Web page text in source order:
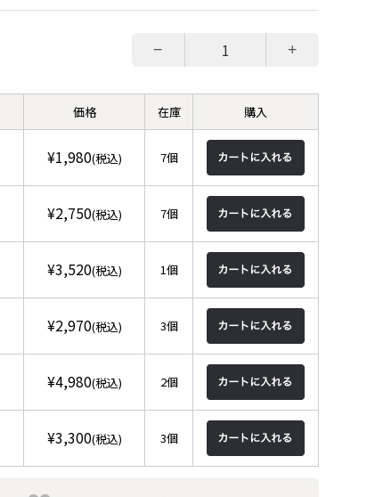
− +
価格 在庫 購入
¥1,980(税込) 7個
¥2,750(税込) 7個
¥3,520(税込) 1個
¥2,970(税込) 3個
¥4,980(税込) 2個
¥3,300(税込) 3個